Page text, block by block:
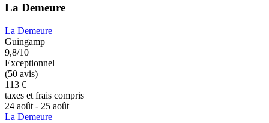
La Demeure
La Demeure
Guingamp
9,8/10
Exceptionnel
(50 avis)
113 €
taxes et frais compris
24 août - 25 août
La Demeure